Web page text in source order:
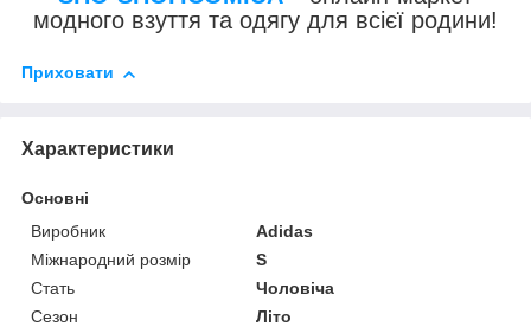
модного взуття та одягу для всієї родини!
Приховати
Характеристики
Основні
Виробник
Adidas
Міжнародний розмір
S
Стать
Чоловіча
Сезон
Літо